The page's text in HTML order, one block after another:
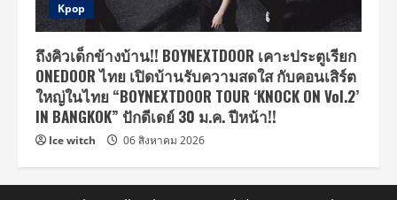
Kpop
ถึงคิวเด็กข้างบ้าน!! BOYNEXTDOOR เคาะประตูเรียก
ONEDOOR ไทย เปิดบ้านรับความสดใส กับคอนเสิร์ต
ใหญ่ในไทย “BOYNEXTDOOR TOUR ‘KNOCK ON Vol.2’
IN BANGKOK” ปักดีเดย์ 30 ม.ค. ปีหน้า!!
Ice witch 06 สิงหาคม 2026